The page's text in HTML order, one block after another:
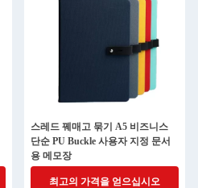
스레드 꿰매고 묶기 A5 비즈니스
단순 PU Buckle 사용자 지정 문서
용 메모장
최고의 가격을 얻으십시오